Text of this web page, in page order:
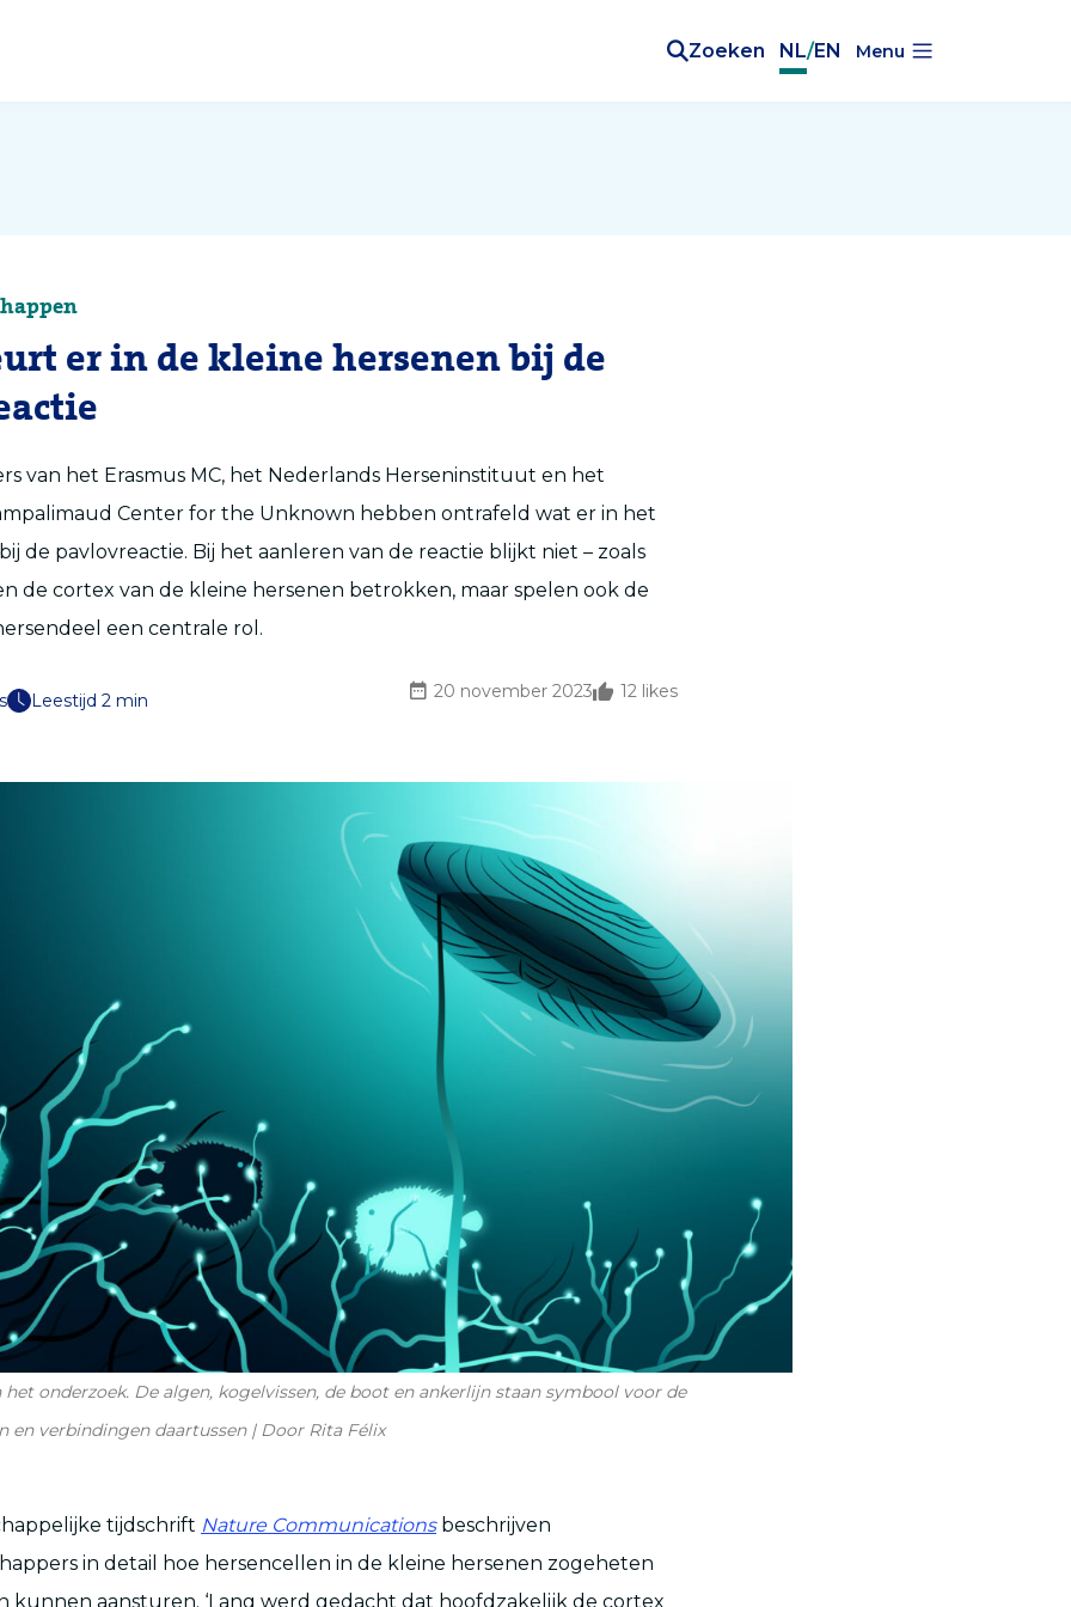
Zoeken NL/EN Menu
er in de kleine hersenen bij de
van het Erasmus MC, het Nederlands Herseninstituut en het
Center for the Unknown hebben ontrafeld wat er in het
de pavlovreactie. Bij het aanleren van de reactie blijkt niet – zoals
de cortex van de kleine hersenen betrokken, maar spelen ook de
een centrale rol.
Leestijd 2 min 20 november 2023 12 likes
onderzoek. De algen, kogelvissen, de boot en ankerlijn staan symbool voor de
en verbindingen daartussen | Door Rita Félix
tijdschrift Nature Communicationsbeschrijven
in detail hoe hersencellen in de kleine hersenen zogeheten
kunnen aansturen. ‘Lang werd gedacht dat hoofdzakelijk de cortex